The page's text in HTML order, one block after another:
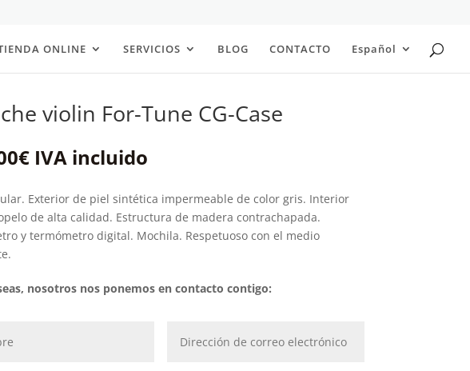
ONLINE SERVICIOS BLOG CONTACTO Español
violin For-Tune CG-Case
€ IVA incluido
Exterior de piel sintética impermeable de color gris. Interior
de alta calidad. Estructura de madera contrachapada.
y termómetro digital. Mochila. Respetuoso con el medio
nosotros nos ponemos en contacto contigo: